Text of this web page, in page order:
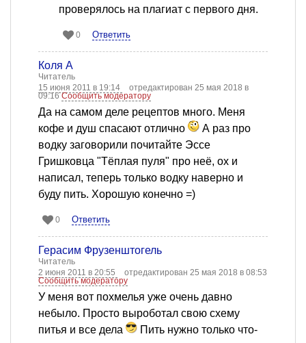
проверялось на плагиат с первого дня.
0 Ответить
Коля А
Читатель
15 июня 2011 в 19:14
отредактирован 25 мая 2018 в
09:16Сообщить модератору
Да на самом деле рецептов много. Меня
кофе и душ спасают отлично
А раз про
водку заговорили почитайте Эссе
Гришковца "Тёплая пуля" про неё, ох и
написал, теперь только водку наверно и
буду пить. Хорошую конечно =)
0 Ответить
Герасим Фрузенштогель
Читатель
2 июня 2011 в 20:55
отредактирован 25 мая 2018 в 08:53
Сообщить модератору
У меня вот похмелья уже очень давно
небыло. Просто выроботал свою схему
питья и все дела
Пить нужно только что-